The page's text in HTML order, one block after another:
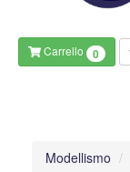
Carrello 0
Modellismo